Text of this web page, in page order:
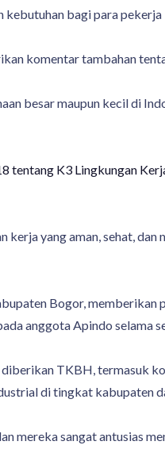
bagi para pekerja
komentar tambahan
besar maupun kecil di
tentang K3 Lingkungan
yang aman, sehat,
Bogor, memberikan
anggota Apindo selama
TKBH, termasuk
di tingkat kabupaten
mereka sangat antusias